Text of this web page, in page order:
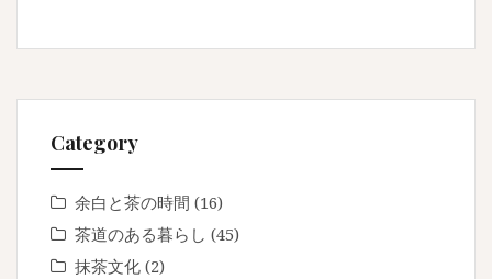
Category
余白と茶の時間 (16)
茶道のある暮らし (45)
抹茶文化 (2)